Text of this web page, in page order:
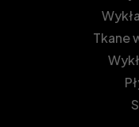
Tkane